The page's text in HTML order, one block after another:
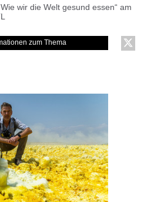
wir die Welt gesund essen“ am
zum Thema